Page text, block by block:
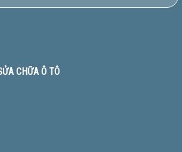
CHỮA Ô TÔ